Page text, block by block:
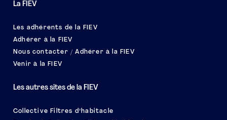
La FIEV
Les adhérents de la FIEV
Adhérer à la FIEV
Nous contacter / Adhérer à la FIEV
Venir à la FIEV
Les autres sites de la FIEV
Collective Filtres d’habitacle